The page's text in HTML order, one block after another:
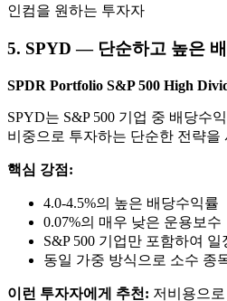
인컴을 원하는 투자자
5. SPYD — 단순하고 높은
SPDR Portfolio S&P 500 High
SPYD는 S&P 500 기업 중 배당수
비중으로 투자하는 단순한 전략을
핵심 강점:
4.0-4.5%의 높은 배당수익률
0.07%의 매우 낮은 운용보수
S&P 500 기업만 포함하여
동일 가중 방식으로 소수 종
이런 투자자에게 추천: 저비용으